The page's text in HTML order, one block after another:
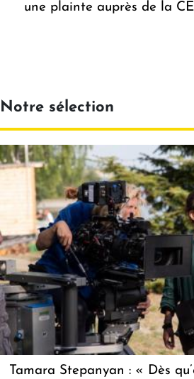
une plainte auprès de la
Notre sélection
Tamara Stepanyan : « Dès